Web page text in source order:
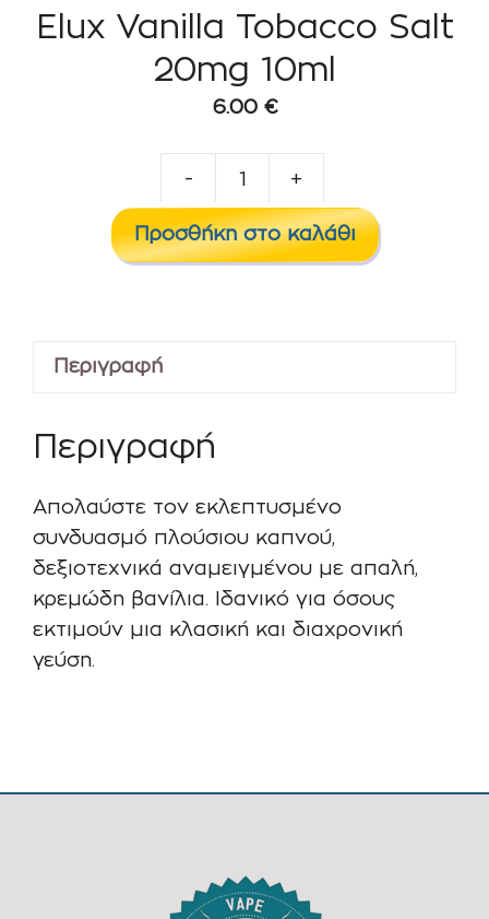
Elux Vanilla Tobacco Salt
20mg 10ml
6.00 €
-
Vanilla
Tobacco
+
Προσθήκη στο καλάθι
Περιγραφή
Περιγραφή
Απολαύστε τον εκλεπτυσμένο
συνδυασμό πλούσιου καπνού,
δεξιοτεχνικά αναμειγμένου με απαλή,
κρεμώδη βανίλια. Ιδανικό για όσους
εκτιμούν μια κλασική και διαχρονική
γεύση.